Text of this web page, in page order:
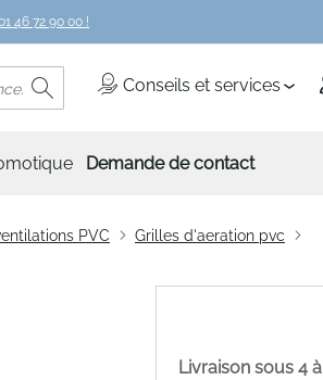
46 72 90 00 !
Conseils et services
Rechercher
Demande de contact
PVC
Grilles d'aeration pvc
Livraison sous 4